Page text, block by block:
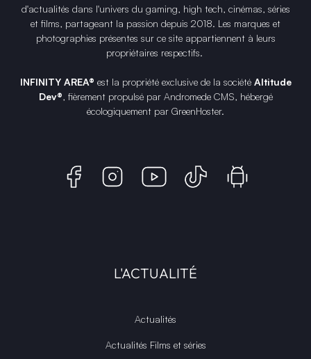
d'actualités dans l'univers du gaming, high tech, cinémas, séries
et films, partageant la passion depuis 2018. Les marques et
photographies présentes sur ce site appartiennent à leurs
propriétaires respectifs.
INFINITY AREA® est la propriété exclusive de la société Altitude
Dev®, fièrement propulsé par Andromede CMS, hébergé
écologiquement par GreenHoster.
L'ACTUALITÉ
Actualités
Actualités Films et séries